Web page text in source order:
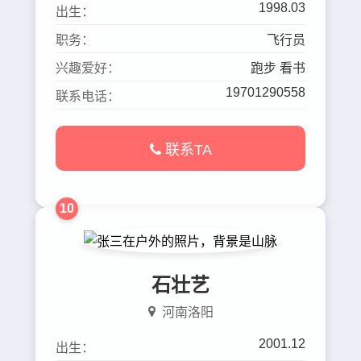
出生： 1998.03
职务： 飞行员
兴趣爱好： 跑步 看书
联系电话： 19701290558
联系TA
10
石壮艺
河南洛阳
出生： 2001.12